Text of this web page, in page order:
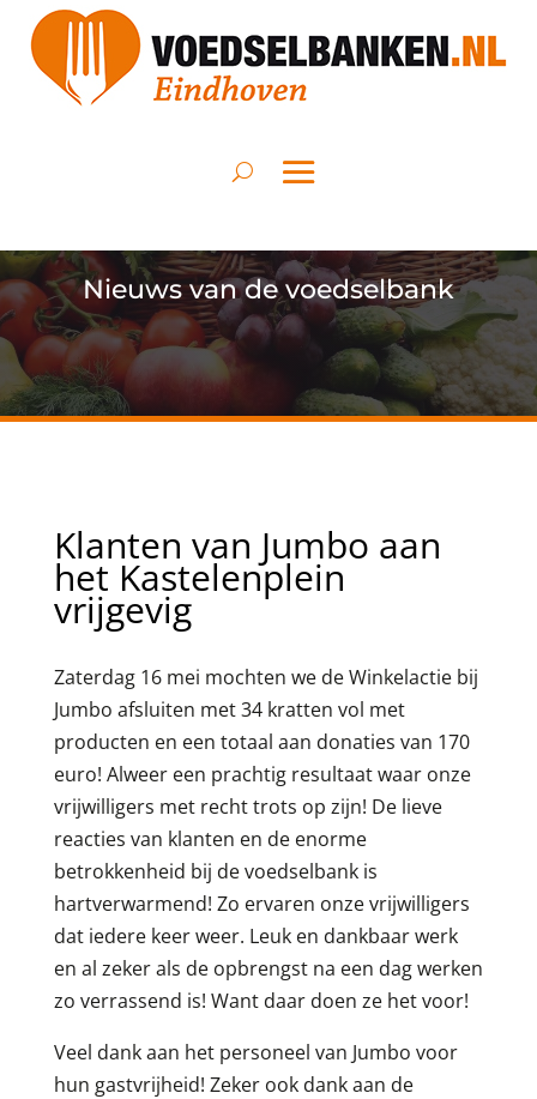
Nieuws van de voedselbank
Klanten van Jumbo aan
het Kastelenplein
vrijgevig
Zaterdag 16 mei mochten we de Winkelactie bij
Jumbo afsluiten met 34 kratten vol met
producten en een totaal aan donaties van 170
euro! Alweer een prachtig resultaat waar onze
vrijwilligers met recht trots op zijn! De lieve
reacties van klanten en de enorme
betrokkenheid bij de voedselbank is
hartverwarmend! Zo ervaren onze vrijwilligers
dat iedere keer weer. Leuk en dankbaar werk
en al zeker als de opbrengst na een dag werken
zo verrassend is! Want daar doen ze het voor!
Veel dank aan het personeel van Jumbo voor
hun gastvrijheid! Zeker ook dank aan de